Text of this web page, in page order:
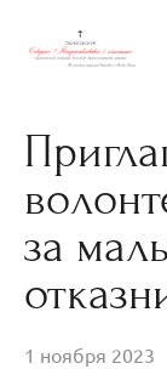
за
1 ноября 2023